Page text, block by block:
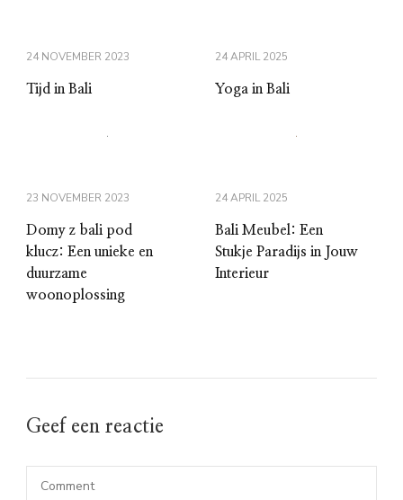
24 NOVEMBER 2023
Tijd in Bali
24 APRIL 2025
Yoga in Bali
23 NOVEMBER 2023
Domy z bali pod
klucz: Een unieke en
duurzame
woonoplossing
24 APRIL 2025
Bali Meubel: Een
Stukje Paradijs in Jouw
Interieur
Geef een reactie